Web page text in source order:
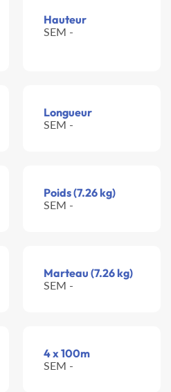
Hauteur
SEM -
Longueur
SEM -
Poids (7.26 kg)
SEM -
Marteau (7.26 kg)
SEM -
4 x 100m
SEM -